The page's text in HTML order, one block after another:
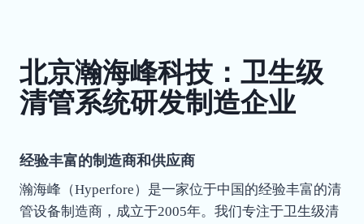
北京瀚海峰科技：卫生级
清管系统研发制造企业
经验丰富的制造商和供应商
瀚海峰（Hyperfore）是一家位于中国的经验丰富的清
管设备制造商，成立于2005年。我们专注于卫生级清